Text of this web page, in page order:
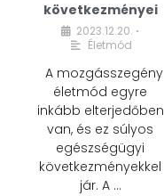
következményei
2023.12.20. •
Életmód
A mozgásszegény
életmód egyre
inkább elterjedőben
van, és ez súlyos
egészségügyi
következményekkel
jár. A …